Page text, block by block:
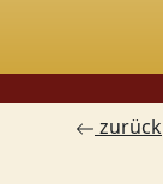
zurück